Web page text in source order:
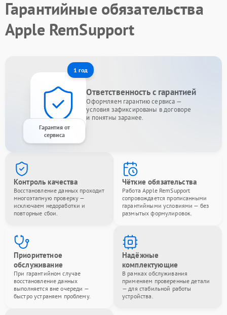
Гарантийные обязательства
Apple RemSupport
1 год
Гарантия от
сервиса
Ответственность с гарантией
Оформляем гарантию сервиса —
условия зафиксированы в договоре
и понятны заранее.
Контроль качества
Восстановление данных проходит
многоэтапную проверку —
исключаем недоработки и
повторные сбои.
Чёткие обязательства
Работа Apple RemSupport
сопровождается прописанными
гарантийными условиями — без
размытых формулировок.
Приоритетное
обслуживание
При гарантийном случае
восстановление данных
выполняется вне очереди —
быстро устраняем проблему.
Надёжные
комплектующие
В рамках обслуживания
применяем проверенные детали
— для стабильной работы
устройства.